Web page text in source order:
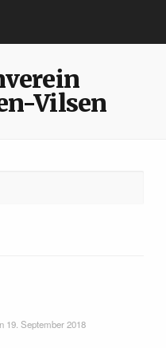
Vilsen
19. September 2018